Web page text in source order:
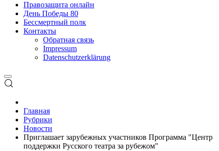
Правозащита онлайн
День Победы 80
Бессмертный полк
Контакты
Обратная связь
Impressum
Datenschutzerklärung
Главная
Рубрики
Новости
Приглашает зарубежных участников Программа "Центр
поддержки Русского театра за рубежом"